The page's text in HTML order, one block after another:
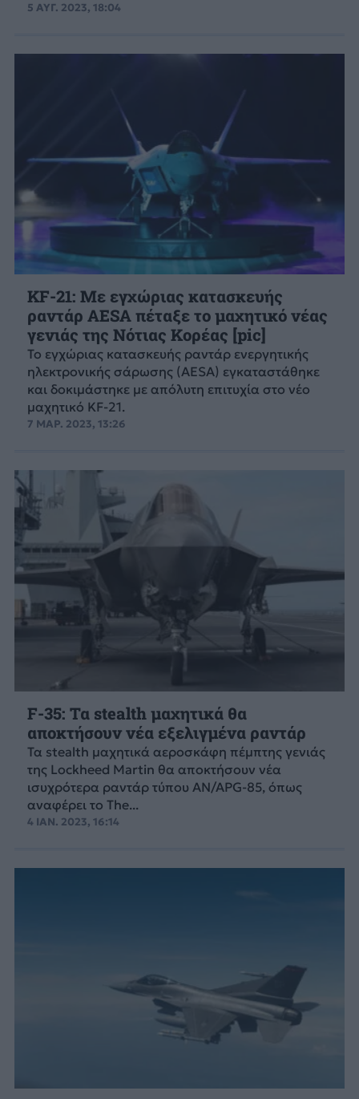
5 ΑΥΓ. 2023, 18:04
KF-21: Με εγχώριας κατασκευής
ραντάρ AESA πέταξε το μαχητικό νέας
γενιάς της Νότιας Κορέας [pic]
Το εγχώριας κατασκευής ραντάρ ενεργητικής
ηλεκτρονικής σάρωσης (AESA) εγκαταστάθηκε
και δοκιμάστηκε με απόλυτη επιτυχία στο νέο
μαχητικό KF-21.
7 ΜΑΡ. 2023, 13:26
F-35: Τα stealth μαχητικά θα
αποκτήσουν νέα εξελιγμένα ραντάρ
Τα stealth μαχητικά αεροσκάφη πέμπτης γενιάς
της Lockheed Martin θα αποκτήσουν νέα
ισυχρότερα ραντάρ τύπου AN/APG-85, όπως
αναφέρει το The...
4 ΙΑΝ. 2023, 16:14